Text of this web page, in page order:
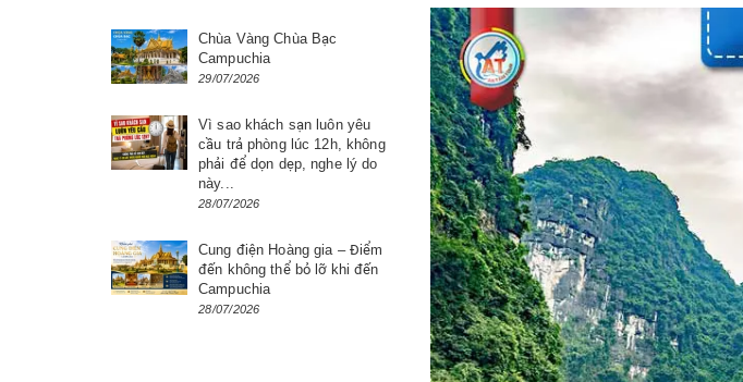
Chùa Vàng Chùa Bạc
Campuchia
29/07/2026
Vì sao khách sạn luôn yêu
cầu trả phòng lúc 12h, không
phải để dọn dẹp, nghe lý do
này...
28/07/2026
Cung điện Hoàng gia – Điểm
đến không thể bỏ lỡ khi đến
Campuchia
28/07/2026